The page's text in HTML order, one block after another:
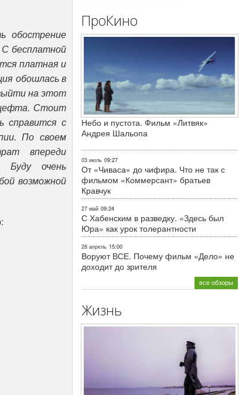
обострение
С бесплатной
платная и
обошлась в
на этот
Стоит
справится с
По своем
впереди
Буду очень
возможной
ПроКино
Небо и пустота. Фильм «Литвяк»
Андрея Шальопа
03 июль 09:27
От «Чиваса» до чифира. Что не так с
фильмом «Коммерсант» братьев
Кравчук
27 май 09:24
С Хабенским в разведку. «Здесь был
Юра» как урок толерантности
28 апрель 15:00
Воруют ВСЕ. Почему фильм «Дело» не
доходит до зрителя
все обзоры
Жизнь